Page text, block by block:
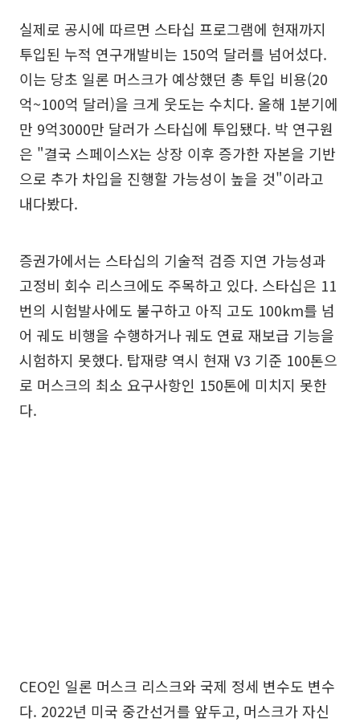
실제로 공시에 따르면 스타십 프로그램에 현재까지
투입된 누적 연구개발비는 150억 달러를 넘어섰다.
이는 당초 일론 머스크가 예상했던 총 투입 비용(20
억~100억 달러)을 크게 웃도는 수치다. 올해 1분기에
만 9억3000만 달러가 스타십에 투입됐다. 박 연구원
은 "결국 스페이스X는 상장 이후 증가한 자본을 기반
으로 추가 차입을 진행할 가능성이 높을 것"이라고
내다봤다.
증권가에서는 스타십의 기술적 검증 지연 가능성과
고정비 회수 리스크에도 주목하고 있다. 스타십은 11
번의 시험발사에도 불구하고 아직 고도 100km를 넘
어 궤도 비행을 수행하거나 궤도 연료 재보급 기능을
시험하지 못했다. 탑재량 역시 현재 V3 기준 100톤으
로 머스크의 최소 요구사항인 150톤에 미치지 못한
다.
CEO인 일론 머스크 리스크와 국제 정세 변수도 변수
다. 2022년 미국 중간선거를 앞두고, 머스크가 자신